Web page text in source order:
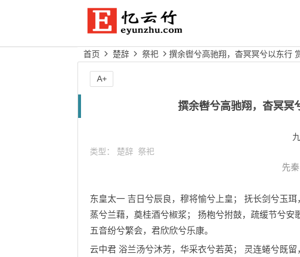
首页 楚辞 祭祀 撰余辔兮高驰翔，杳冥冥兮以东行
撰余辔兮高驰翔，杳冥冥
类型： 楚辞 祭祀
先秦
东皇太一 吉日兮辰良，穆将愉兮上皇； 抚长剑兮玉
蒸兮兰藉，奠桂酒兮椒浆； 扬枹兮拊鼓，疏缓节兮安
五音纷兮繁会，君欣欣兮乐康。
云中君 浴兰汤兮沐芳，华采衣兮若英； 灵连蜷兮既
A+